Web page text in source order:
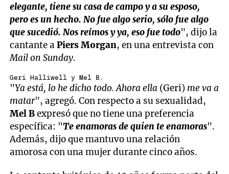
elegante, tiene su casa de campo y a su esposo,
pero es un hecho. No fue algo serio, sólo fue algo
que sucedió. Nos reímos y ya, eso fue todo", dijo la
cantante a Piers Morgan, en una entrevista con
Mail on Sunday.
Geri Halliwell y Mel B.
"Ya está, lo he dicho todo. Ahora ella (Geri) me va a
matar", agregó. Con respecto a su sexualidad,
Mel Bexpresó que no tiene una preferencia
específica: "Te enamoras de quien te enamoras".
Además, dijo que mantuvo una relación
amorosa con una mujer durante cinco años.